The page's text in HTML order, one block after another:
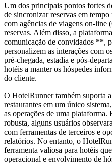
Um dos principais pontos fortes
de sincronizar reservas em
com agências de viagens on-line
reservas. Além disso, a
comunicação de convidados **,
personalizem as interações com
pré-chegada, estadia e pós-
hotéis a manter os hóspedes
do cliente.
O HotelRunner também suporta
restaurantes em um único
as operações de uma
robusta, alguns usuários
com ferramentas de terceiros e
relatórios. No entanto, o
ferramenta valiosa para hotéis
operacional e envolvimento de